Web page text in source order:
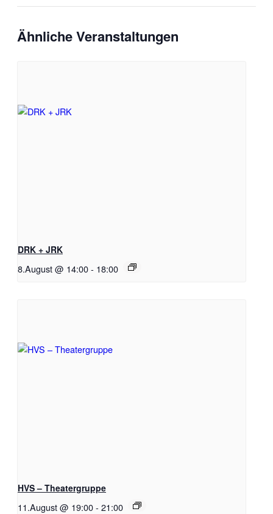
Ähnliche Veranstaltungen
DRK + JRK
8.August @ 14:00- 18:00
HVS – Theatergruppe
11.August @ 19:00- 21:00